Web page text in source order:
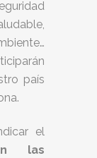
país
el
las